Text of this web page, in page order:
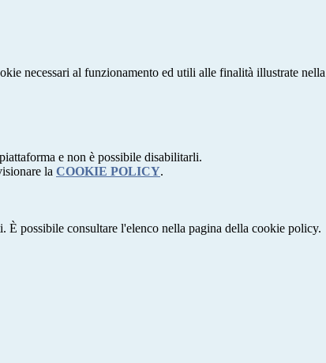
necessari al funzionamento ed utili alle finalità illustrate nella
e non è possibile disabilitarli.
la COOKIE POLICY.
È possibile consultare l'elenco nella pagina della cookie policy.